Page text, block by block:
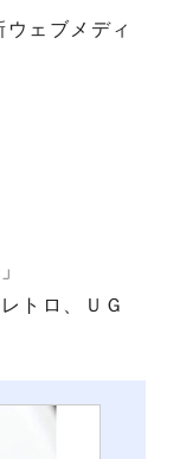
ェブメディ
トロ、ＵＧ